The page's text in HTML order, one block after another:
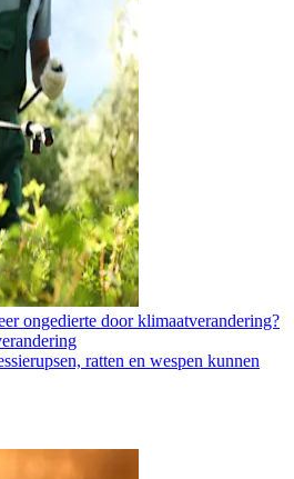
ongedierte door klimaatverandering?
ratten en wespen kunnen